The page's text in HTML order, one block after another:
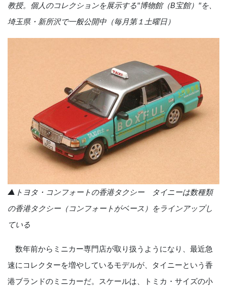
教授。個人のコレクションを展示する"博物館（B宝館）"を、
埼玉県・新所沢で一般公開中（毎月第１土曜日）
▲トヨタ・コンフォートの香港タクシー タイニーは数種類
の香港タクシー（コンフォートがベース）をラインアップし
ている
数年前からミニカー専門店が取り扱うようになり、最近急
速にコレクターを増やしているモデルが、タイニーという香
港ブランドのミニカーだ。スケールは、トミカ・サイズの小